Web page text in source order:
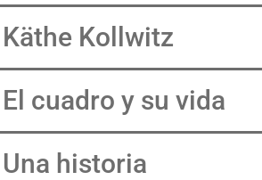
Käthe Kollwitz
El cuadro y su vida
Una historia